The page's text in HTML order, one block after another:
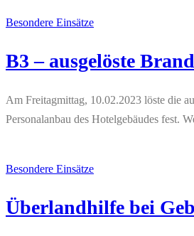
Besondere Einsätze
B3 – ausgelöste
Am Freitagmittag, 10.02.2023 löste die
Personalanbau des Hotelgebäudes fest.
Besondere Einsätze
Überlandhilfe bei